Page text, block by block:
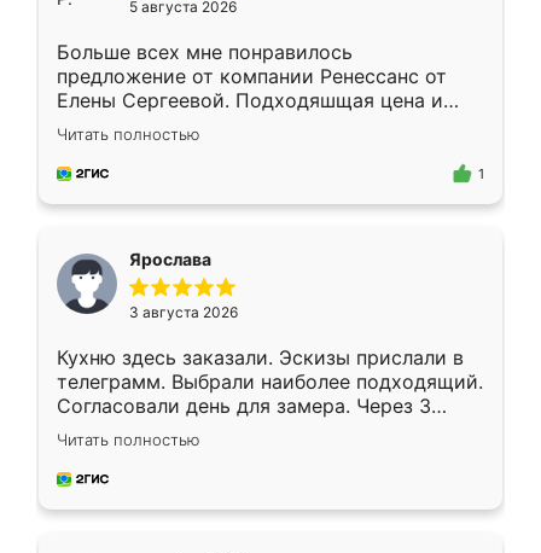
5 августа 2026
Больше всех мне понравилось
предложение от компании Ренессанс от
Елены Сергеевой. Подходяшщая цена и
короткие сроки изготовления. Приехавший
для замера сотрудник Владислав
предложил по моему эскизу самый
Читать полностью
1
Ярослава
3 августа 2026
Кухню здесь заказали. Эскизы прислали в
телеграмм. Выбрали наиболее подходящий.
Согласовали день для замера. Через 3
недели кухня была уже готова. Остались
довольны работой. Спасибо Ренессанс
мебель за качественную работу!
Читать полностью